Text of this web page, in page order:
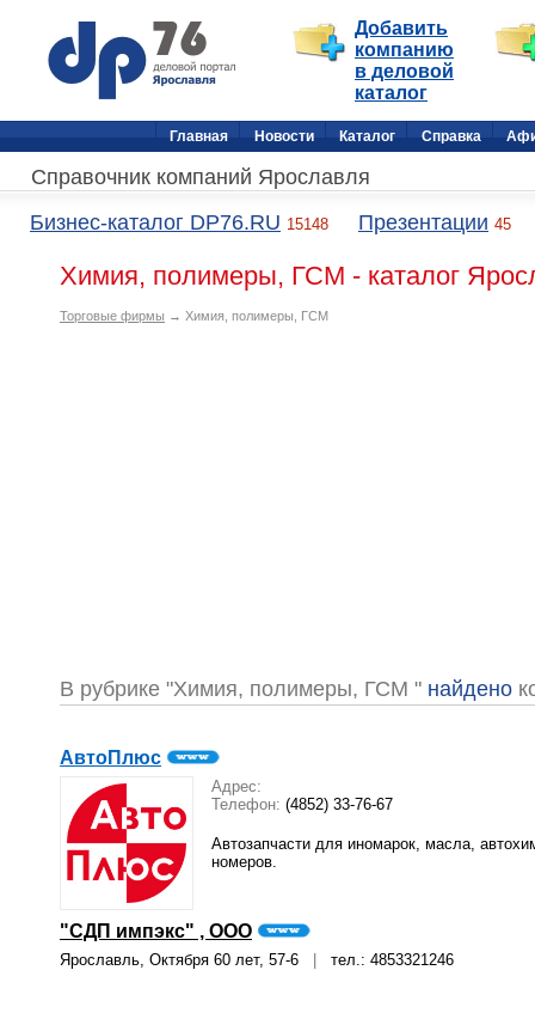
Добавить
компанию
в деловой
каталог
Главная Новости Каталог Справка
Справочник компаний Ярославля
Бизнес-каталог DP76.RU 15148 Презентации 45
Химия, полимеры, ГСМ - каталог
Торговые фирмы → Химия, полимеры, ГСМ
В рубрике "Химия, полимеры, ГСМ " найдено
АвтоПлюс
Адрес:
Телефон: (4852) 33-76-67
Автозапчасти для иномарок, масла,
номеров.
"СДП импэкс" , ООО
Ярославль, Октября 60 лет, 57-6 тел.: 4853321246